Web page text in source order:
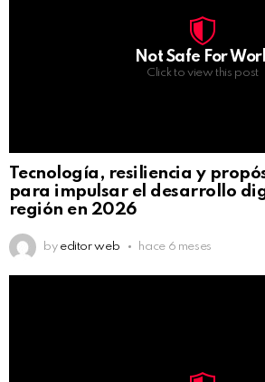
Not Safe For
Click to view this post
Tecnología, resiliencia y
para impulsar el desarrollo
región en 2026
by editor web hace 6 meses